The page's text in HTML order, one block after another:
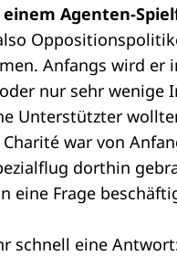
Agenten-
Anfangs wird er
nur sehr wenige
Unterstützter
war von
dorthin
Frage
schnell eine